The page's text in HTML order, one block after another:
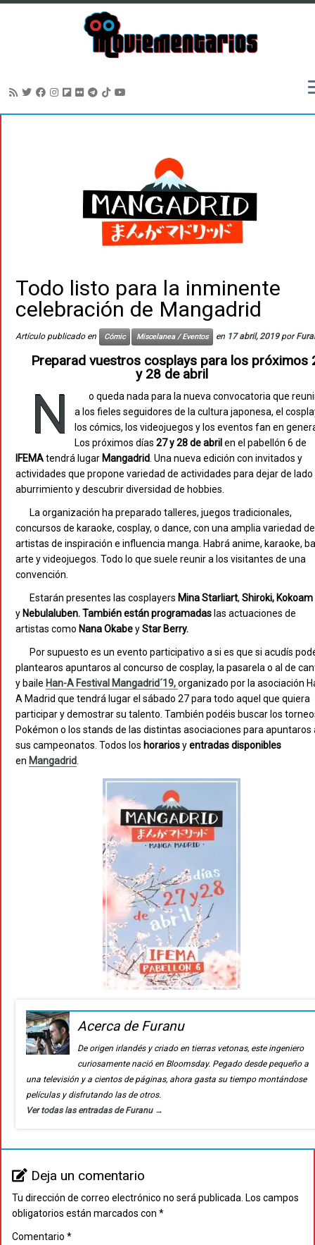
Todo listo para la inminente
celebración de Mangadrid
Artículo publicado en Cómic Miscelanea / Eventos en 17 abril, 2019 por
Preparad vuestros cosplays para los próximos
y 28 de abril
N
o queda nada para la nueva convocatoria que
a los fieles seguidores de la cultura japonesa, el
los cómics, los videojuegos y los eventos fan en
Los próximos días 27 y 28 de abril en el pabellón 6 de
IFEMAtendrá lugar Mangadrid. Una nueva edición con invitados y
actividades que propone variedad de actividades para dejar de lado
aburrimiento y descubrir diversidad de hobbies.
La organización ha preparado talleres, juegos tradicionales,
concursos de karaoke, cosplay, o dance, con una amplia variedad de
artistas de inspiración e influencia manga. Habrá anime, karaoke,
arte y videojuegos. Todo lo que suele reunir a los visitantes de una
convención.
Estarán presentes las cosplayers Mina Starliart, Shiroki, Kokoam
y Nebulaluben. También están programadas las actuaciones de
artistas como Nana OkabeyStar Berry.
Por supuesto es un evento participativo a si es que si acudís
plantearos apuntaros al concurso de cosplay, la pasarela o al de
y baile Han-A Festival Mangadrid´19,organizado por la asociación
A Madrid que tendrá lugar el sábado 27 para todo aquel que quiera
participar y demostrar su talento. También podéis buscar los
Pokémon o los stands de las distintas asociaciones para apuntaros
sus campeonatos. Todos los horariosyentradas disponibles
en Mangadrid.
Acerca de Furanu
De origen irlandés y criado en tierras vetonas, este ingeniero
curiosamente nació en Bloomsday. Pegado desde pequeño a
una televisión y a cientos de páginas, ahora gasta su tiempo montándose
películas y disfrutando las de otros.
Ver todas las entradas de Furanu →
Deja un comentario
Tu dirección de correo electrónico no será publicada. Los campos
obligatorios están marcados con *
Comentario *